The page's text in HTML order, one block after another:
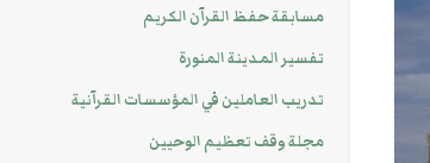
مسابقة حفظ القرآن الكريم
تفسير المدينة المنورة
تدريب العاملين في المؤسسات القرآنية
مجلة وقف تعظيم الوحيين